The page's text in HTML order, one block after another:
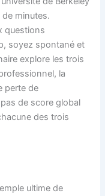
minutes.
questions
soyez spontané et
explore les trois
la
perte de
de score global
des trois
ultime de